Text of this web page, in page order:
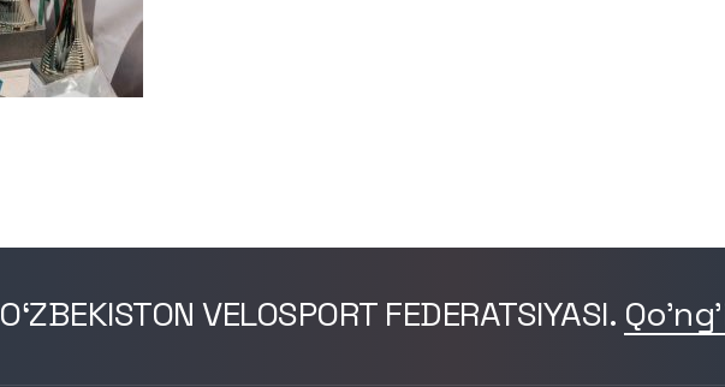
O‘ZBEKISTON VELOSPORT FEDERATSIYASI.